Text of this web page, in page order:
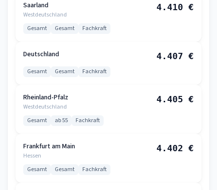
Saarland
Westdeutschland
4.410 €
Gesamt Gesamt Fachkraft
Deutschland 4.407 €
Gesamt Gesamt Fachkraft
Rheinland-Pfalz
Westdeutschland
4.405 €
Gesamt ab 55 Fachkraft
Frankfurt am Main
Hessen
4.402 €
Gesamt Gesamt Fachkraft